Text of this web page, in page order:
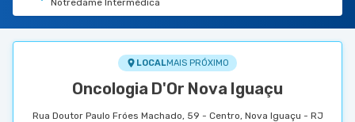
Notredame Intermédica
LOCALMAIS PRÓXIMO
Oncologia D'Or Nova Iguaçu
Rua Doutor Paulo Fróes Machado, 59 - Centro, Nova Iguaçu - RJ